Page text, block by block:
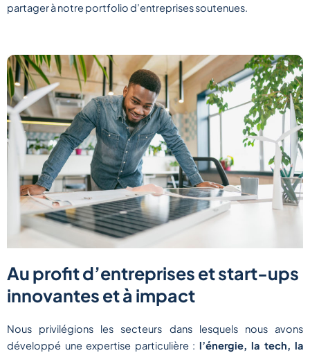
partager à notre portfolio d’entreprises soutenues.
Au profit d’entreprises et start-ups
innovantes et à impact
Nous privilégions les secteurs dans lesquels nous avons
développé une expertise particulière : l’énergie, la tech, la